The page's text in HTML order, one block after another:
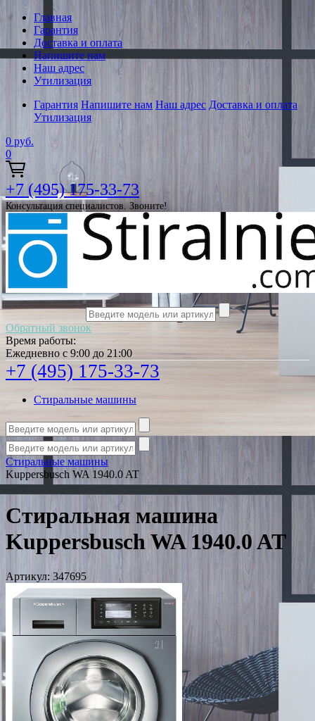
Главная
Гарантия
Доставка и оплата
Напишите нам
Наш адрес
Утилизация
Гарантия Напишите нам Наш адрес Доставка и оплата
Утилизация
0 руб.
0
+7 (495) 175-33-73
Консультация специалистов. Звоните!
Обратный звонок
Время работы:
Ежедневно с 9:00 до 21:00
+7 (495) 175-33-73
Стиральные машины
Стиральные машины
Kuppersbusch WA 1940.0 AT
Стиральная машина
Kuppersbusch WA 1940.0 AT
Артикул: 347695